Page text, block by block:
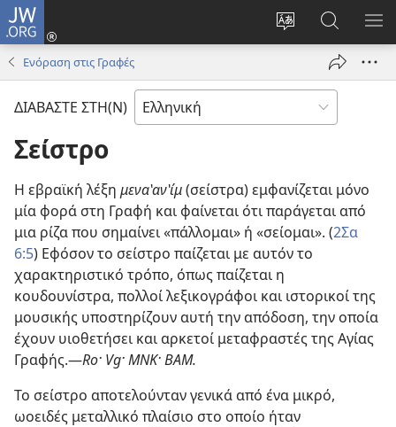
JW.ORG
Αλλαγή
γλώσσας
ιστότοπου
Σύνδεση
(ανοίγει
παράθυρο)
στο
JW.ORG
Ενόραση στις Γραφές
ΔΙΑΒΑΣΤΕ ΣΤΗ(Ν)
Σείστρο
Η εβραϊκή λέξη μενα‛αν‛ίμ(σείστρα) εμφανίζεται μόνο
μία φορά στη Γραφή και φαίνεται ότι παράγεται από
μια ρίζα που σημαίνει «πάλλομαι» ή «σείομαι». (2Σα
6:5) Εφόσον το σείστρο παίζεται με αυτόν το
χαρακτηριστικό τρόπο, όπως παίζεται η
κουδουνίστρα, πολλοί λεξικογράφοι και ιστορικοί της
μουσικής υποστηρίζουν αυτή την απόδοση, την οποία
έχουν υιοθετήσει και αρκετοί μεταφραστές της Αγίας
Γραφής.—Ro· Vg· ΜΝΚ· ΒΑΜ.
Το σείστρο αποτελούνταν γενικά από ένα μικρό,
ωοειδές μεταλλικό πλαίσιο στο οποίο ήταν